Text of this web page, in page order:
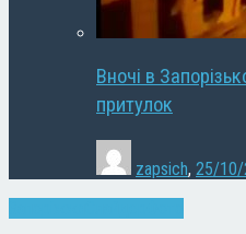
Вночі в
притулок
zapsich, 25/10/